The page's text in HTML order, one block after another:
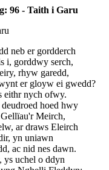
96 - Taith i Garu
neb er gordderch
i, gorddwy serch,
rhyw garedd,
er gloyw ei gwedd?
eithr nych ofwy.
hoed hwy
Meirch,
ar draws Eleirch
yn uniawn
ac nid nes dawn.
ys uchel o ddyn